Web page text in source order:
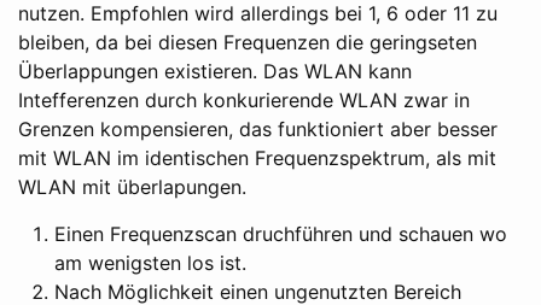
nutzen. Empfohlen wird allerdings bei 1, 6 oder 11 zu
bleiben, da bei diesen Frequenzen die geringseten
Überlappungen existieren. Das WLAN kann
Intefferenzen durch konkurierende WLAN zwar in
Grenzen kompensieren, das funktioniert aber besser
mit WLAN im identischen Frequenzspektrum, als mit
WLAN mit überlapungen.
Einen Frequenzscan druchführen und schauen wo
am wenigsten los ist.
Nach Möglichkeit einen ungenutzten Bereich